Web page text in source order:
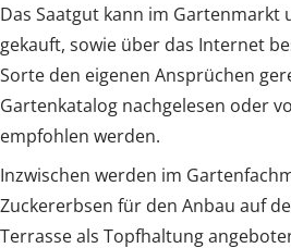
Das Saatgut kann im Gartenmarkt
gekauft, sowie über das Internet
Sorte den eigenen Ansprüchen
Gartenkatalog nachgelesen oder
empfohlen werden.
Inzwischen werden im
Zuckererbsen für den Anbau auf
Terrasse als Topfhaltung